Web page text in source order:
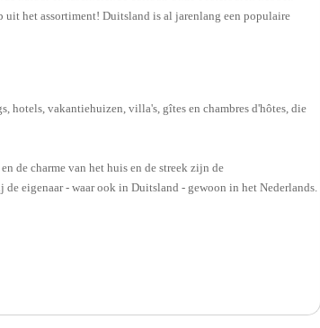
uit het assortiment! Duitsland is al jarenlang een populaire
hotels, vakantiehuizen, villa's, gîtes en chambres d'hôtes, die
de charme van het huis en de streek zijn de
eigenaar - waar ook in Duitsland - gewoon in het Nederlands.